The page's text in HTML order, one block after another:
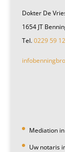
Dokter De
1654 JT
Tel.0229 59
Mediation
Uw notaris